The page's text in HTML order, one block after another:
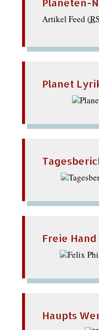
Artikel Feed (
Planet
Freie Hand
Haupts